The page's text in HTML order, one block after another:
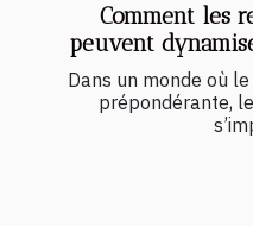
Comment les
peuvent
Dans un monde où
prépondérante,